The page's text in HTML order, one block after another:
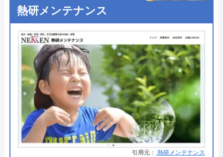
Googleクチコミを見る
●定休日 年中無休
●出張見積もり 出張・見積もり無料
●支払い方法
現金、クレジットカード、コンビ
ニ後払い、QRコード決済
●累計実績
提携先は大手企業との法人契約多
数
●保証・保険
商品保証最長10年・施工保証最長5
年
詳細は公式HPでご確認ください
熱研メンテナンス
引用元： 熱研メンテナンス